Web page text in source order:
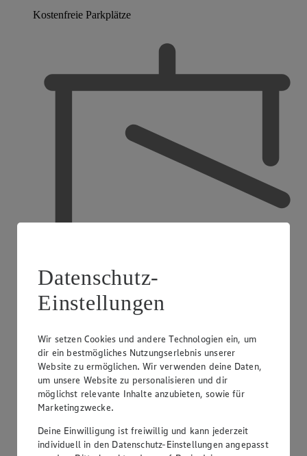
Kostenfreie Parkplätze
Datenschutz-
Einstellungen
Wir setzen Cookies und andere Technologien ein, um
dir ein bestmögliches Nutzungserlebnis unserer
Website zu ermöglichen. Wir verwenden deine Daten,
um unsere Website zu personalisieren und dir
möglichst relevante Inhalte anzubieten, sowie für
Marketingzwecke.
Deine Einwilligung ist freiwillig und kann jederzeit
individuell in den Datenschutz-Einstellungen angepasst